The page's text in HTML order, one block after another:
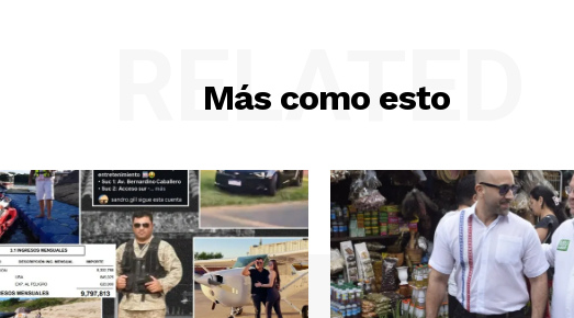
Más como esto
RELATED